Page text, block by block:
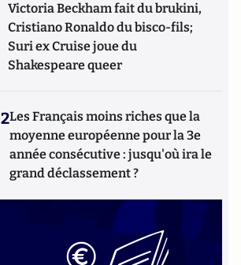
Victoria Beckham fait du brukini,
Cristiano Ronaldo du bisco-fils;
Suri ex Cruise joue du
Shakespeare queer
2Les Français moins riches que la
moyenne européenne pour la 3e
année consécutive : jusqu'où ira le
grand déclassement ?